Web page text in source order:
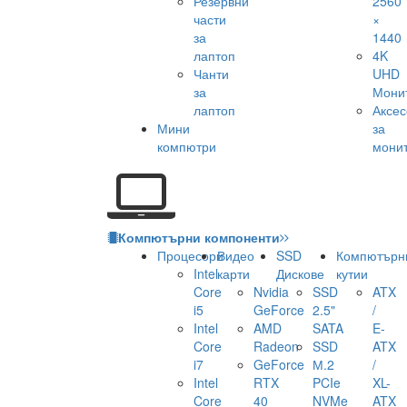
части
за
лаптоп
Чанти
за
лаптоп
Мини
компютри
×
1440
4K
UHD
за
Компютърни компоненти
Процесори
Intel
Core
i5
Intel
Core
i7
Intel
Core
Видео
карти
Nvidia
GeForce
AMD
Radeon
GeForce
RTX
40
SSD
Дискове
SSD
2.5"
SATA
SSD
М.2
PCIe
NVMe
кутии
ATX
/
E-
ATX
/
XL-
ATX